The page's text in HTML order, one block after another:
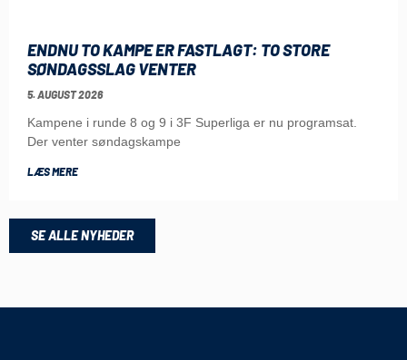
ENDNU TO KAMPE ER FASTLAGT: TO STORE
SØNDAGSSLAG VENTER
5. AUGUST 2026
Kampene i runde 8 og 9 i 3F Superliga er nu programsat.
Der venter søndagskampe
LÆS MERE
SE ALLE NYHEDER